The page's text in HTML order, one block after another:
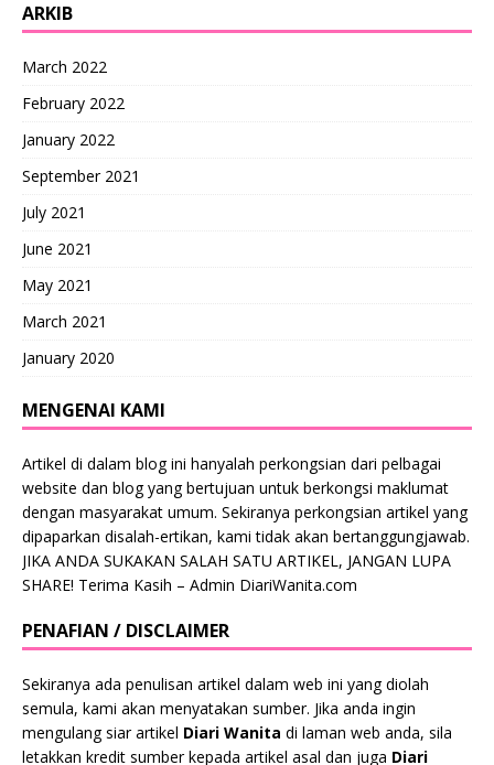
ARKIB
March 2022
February 2022
January 2022
September 2021
July 2021
June 2021
May 2021
March 2021
January 2020
MENGENAI KAMI
Artikel di dalam blog ini hanyalah perkongsian dari pelbagai
website dan blog yang bertujuan untuk berkongsi maklumat
dengan masyarakat umum. Sekiranya perkongsian artikel yang
dipaparkan disalah-ertikan, kami tidak akan bertanggungjawab.
JIKA ANDA SUKAKAN SALAH SATU ARTIKEL, JANGAN LUPA
SHARE! Terima Kasih – Admin DiariWanita.com
PENAFIAN / DISCLAIMER
Sekiranya ada penulisan artikel dalam web ini yang diolah
semula, kami akan menyatakan sumber. Jika anda ingin
mengulang siar artikel Diari Wanita di laman web anda, sila
letakkan kredit sumber kepada artikel asal dan juga Diari